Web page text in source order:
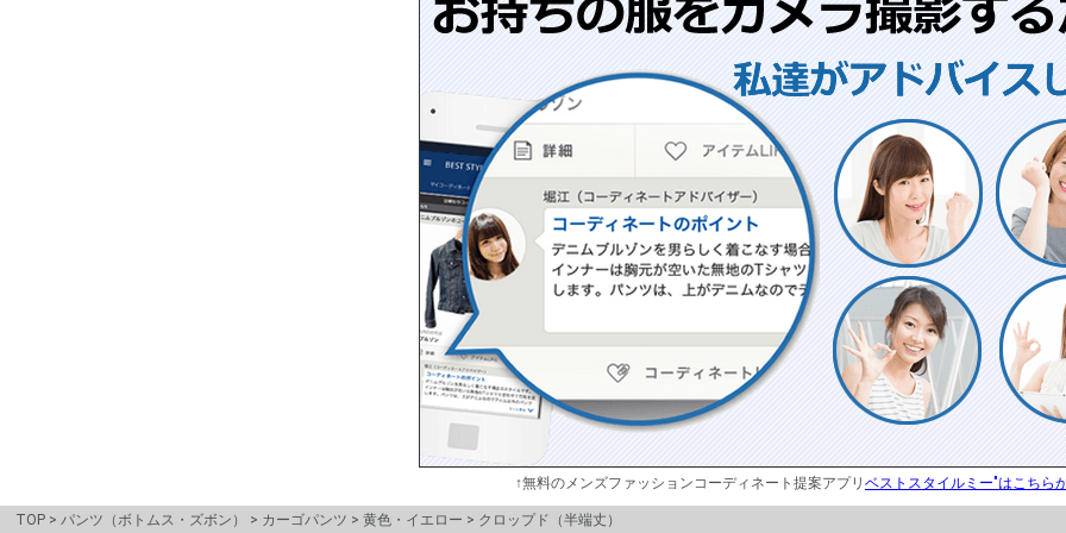
↑無料のメンズファッションコーディネート提案アプリ ベストスタイルミー"はこちら
TOP パンツ（ボトムス・ズボン） カーゴパンツ 黄色・イエロー クロップド（半端丈）